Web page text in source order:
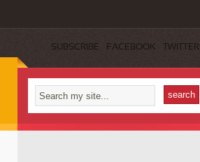
SUBSCRIBE FACEBOOK TWITTER